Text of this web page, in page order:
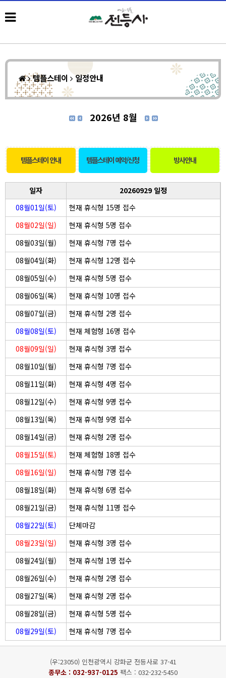
템플스테이 일정안내
2026년 8월
템플스테이 안내 템플스테이 예약/신청 방사안내
일자
20260929 일정
08월01일(토)
현재 휴식형 15명 접수
08월02일(일)
현재 휴식형 5명 접수
08월03일(월)
현재 휴식형 7명 접수
08월04일(화)
현재 휴식형 12명 접수
08월05일(수)
현재 휴식형 5명 접수
08월06일(목)
현재 휴식형 10명 접수
08월07일(금)
현재 휴식형 2명 접수
08월08일(토)
현재 체험형 16명 접수
08월09일(일)
현재 휴식형 3명 접수
08월10일(월)
현재 휴식형 7명 접수
08월11일(화)
현재 휴식형 4명 접수
08월12일(수)
현재 휴식형 9명 접수
08월13일(목)
현재 휴식형 9명 접수
08월14일(금)
현재 휴식형 2명 접수
08월15일(토)
현재 체험형 18명 접수
08월16일(일)
현재 휴식형 7명 접수
08월18일(화)
현재 휴식형 6명 접수
08월21일(금)
현재 휴식형 11명 접수
08월22일(토)
단체마감
08월23일(일)
현재 휴식형 3명 접수
08월24일(월)
현재 휴식형 1명 접수
08월26일(수)
현재 휴식형 2명 접수
08월27일(목)
현재 휴식형 2명 접수
08월28일(금)
현재 휴식형 5명 접수
08월29일(토)
현재 휴식형 7명 접수
(우:23050) 인천광역시 강화군 전등사로 37-41
종무소 : 032-937-0125 팩스 : 032-232-5450